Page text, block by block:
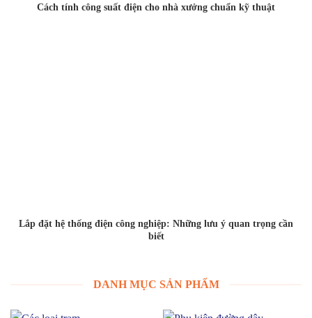
Cách tính công suất điện cho nhà xưởng chuẩn kỹ thuật
Lắp đặt hệ thống điện công nghiệp: Những lưu ý quan trọng cần
biết
DANH MỤC SẢN PHẨM